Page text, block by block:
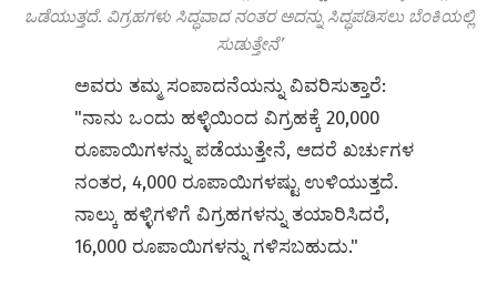
ಒಡೆಯುತ್ತದೆ. ವಿಗ್ರಹಗಳು ಸಿದ್ಧವಾದ ನಂತರ ಅದನ್ನು ಸಿದ್ಧಪಡಿಸಲು ಬೆಂಕಿಯಲ್ಲಿ
ಸುಡುತ್ತೇನೆʼ
ಅವರು ತಮ್ಮ ಸಂಪಾದನೆಯನ್ನು ವಿವರಿಸುತ್ತಾರೆ:
"ನಾನು ಒಂದು ಹಳ್ಳಿಯಿಂದ ವಿಗ್ರಹಕ್ಕೆ 20,000
ರೂಪಾಯಿಗಳನ್ನು ಪಡೆಯುತ್ತೇನೆ, ಆದರೆ ಖರ್ಚುಗಳ
ನಂತರ, 4,000 ರೂಪಾಯಿಗಳಷ್ಟು ಉಳಿಯುತ್ತದೆ.
ನಾಲ್ಕು ಹಳ್ಳಿಗಳಿಗೆ ವಿಗ್ರಹಗಳನ್ನು ತಯಾರಿಸಿದರೆ,
16,000 ರೂಪಾಯಿಗಳನ್ನು ಗಳಿಸಬಹುದು."